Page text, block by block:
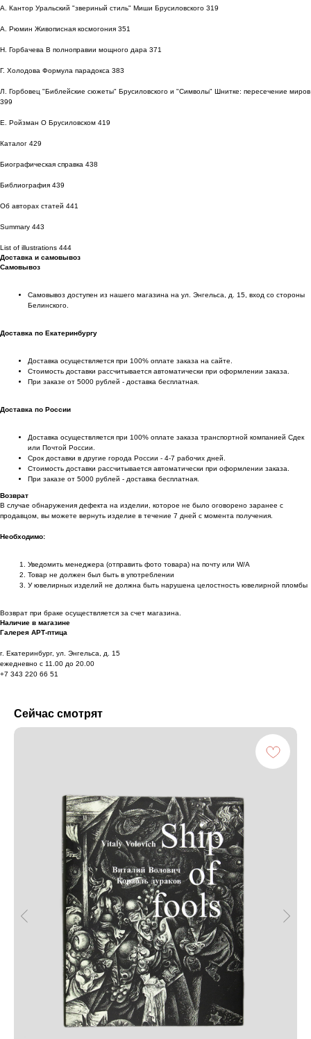
А. Кантор Уральский "звериный стиль" Миши Брусиловского 319
А. Рюмин Живописная космогония 351
Н. Горбачева В полноправии мощного дара 371
Г. Холодова Формула парадокса 383
Л. Горбовец "Библейские сюжеты" Брусиловского и "Символы" Шнитке: пересечение миров
399
Е. Ройзман О Брусиловском 419
Каталог 429
Биографическая справка 438
Библиография 439
Об авторах статей 441
Summary 443
List of illustrations 444
Доставка и самовывоз
Самовывоз
Самовывоз доступен из нашего магазина на ул. Энгельса, д. 15, вход со стороны
Белинского.
Доставка по Екатеринбургу
Доставка осуществляется при 100% оплате заказа на сайте.
Стоимость доставки рассчитывается автоматически при оформлении заказа.
При заказе от 5000 рублей - доставка бесплатная.
Доставка по России
Доставка осуществляется при 100% оплате заказа транспортной компанией Сдек
или Почтой России.
Срок доставки в другие города России - 4-7 рабочих дней.
Стоимость доставки рассчитывается автоматически при оформлении заказа.
При заказе от 5000 рублей - доставка бесплатная.
Возврат
В случае обнаружения дефекта на изделии, которое не было оговорено заранее с
продавцом, вы можете вернуть изделие в течение 7 дней с момента получения.
Необходимо:
Уведомить менеджера (отправить фото товара) на почту или W/А
Товар не должен был быть в употреблении
У ювелирных изделий не должна быть нарушена целостность ювелирной пломбы
Возврат при браке осуществляется за счет магазина.
Наличие в магазине
Галерея АРТ-птица
г. Екатеринбург, ул. Энгельса, д. 15
ежедневно с 11.00 до 20.00
+7 343 220 66 51
Сейчас смотрят